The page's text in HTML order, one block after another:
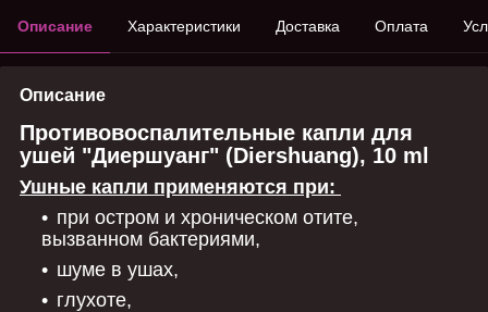
Описание Характеристики Доставка Оплата
Описание
Противовоспалительные капли для
ушей "Диершуанг" (Diershuang), 10 ml
Ушные капли применяются при:
при остром и хроническом отите,
вызванном бактериями,
шуме в ушах,
глухоте,